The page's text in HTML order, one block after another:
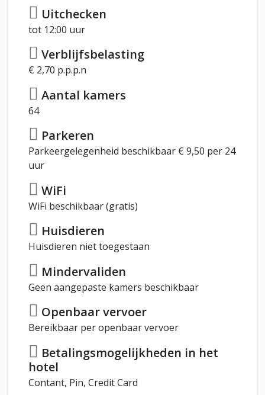
Uitchecken
tot 12:00 uur
Verblijfsbelasting
€ 2,70 p.p.p.n
Aantal kamers
64
Parkeren
Parkeergelegenheid beschikbaar € 9,50 per 24
uur
WiFi
WiFi beschikbaar (gratis)
Huisdieren
Huisdieren niet toegestaan
Mindervaliden
Geen aangepaste kamers beschikbaar
Openbaar vervoer
Bereikbaar per openbaar vervoer
Betalingsmogelijkheden in het
hotel
Contant, Pin, Credit Card